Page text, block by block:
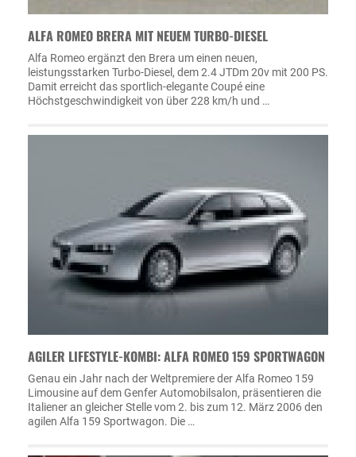
ALFA ROMEO BRERA MIT NEUEM TURBO-DIESEL
Alfa Romeo ergänzt den Brera um einen neuen,
leistungsstarken Turbo-Diesel, dem 2.4 JTDm 20v mit 200 PS.
Damit erreicht das sportlich-elegante Coupé eine
Höchstgeschwindigkeit von über 228 km/h und …
AGILER LIFESTYLE-KOMBI: ALFA ROMEO 159 SPORTWAGON
Genau ein Jahr nach der Weltpremiere der Alfa Romeo 159
Limousine auf dem Genfer Automobilsalon, präsentieren die
Italiener an gleicher Stelle vom 2. bis zum 12. März 2006 den
agilen Alfa 159 Sportwagon. Die …